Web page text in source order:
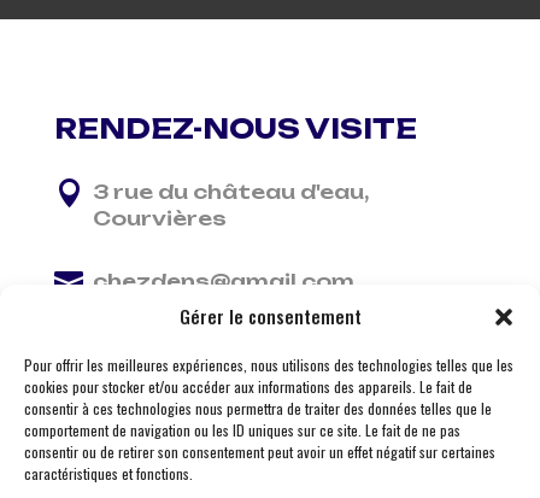
Gérer le consentement
Pour offrir les meilleures expériences, nous utilisons des technologies telles que les
cookies pour stocker et/ou accéder aux informations des appareils. Le fait de
consentir à ces technologies nous permettra de traiter des données telles que le
comportement de navigation ou les ID uniques sur ce site. Le fait de ne pas
consentir ou de retirer son consentement peut avoir un effet négatif sur certaines
caractéristiques et fonctions.
RENDEZ-NOUS VISITE
 3 rue du château d'eau,
Courvières
 chezdens@gmail.com